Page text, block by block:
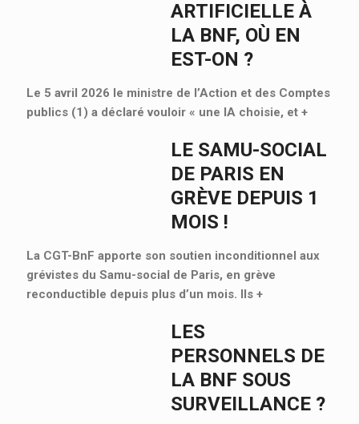
ARTIFICIELLE À
LA BNF, OÙ EN
EST-ON ?
Le 5 avril 2026 le ministre de l’Action et des Comptes
publics (1) a déclaré vouloir « une IA choisie, et +
LE SAMU-SOCIAL
DE PARIS EN
GRÈVE DEPUIS 1
MOIS !
La CGT-BnF apporte son soutien inconditionnel aux
grévistes du Samu-social de Paris, en grève
reconductible depuis plus d’un mois. Ils +
LES
PERSONNELS DE
LA BNF SOUS
SURVEILLANCE ?